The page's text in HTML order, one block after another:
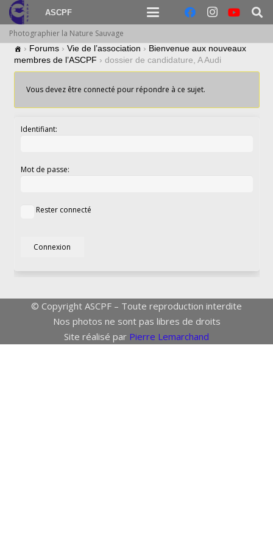
ASCPF
Photographier la Nature Sauvage
› Forums › Vie de l’association › Bienvenue aux nouveaux
membres de l’ASCPF › dossier de candidature, A Audi
Vous devez être connecté pour répondre à ce sujet.
Identifiant:
Mot de passe:
Rester connecté
Connexion
© Copyright ASCPF – Toute reproduction interdite
Nos photos ne sont pas libres de droits
Site réalisé par Pierre Lemarchand